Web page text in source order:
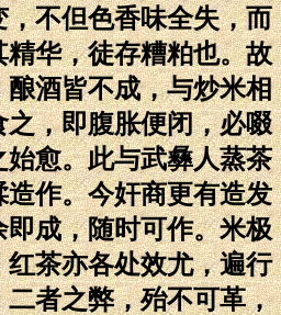
不但色香味全失，而
华，徒存糟粕也。故
酒皆不成，与炒米相
，即腹胀便闭，必啜
愈。此与武彝人蒸茶
作。今奸商更有造发
成，随时可作。米极
茶亦各处效尤，遍行
者之弊，殆不可革，